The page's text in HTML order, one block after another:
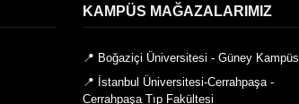
KAMPÜS MAĞAZALARIMIZ
📍 Boğaziçi Üniversitesi - Güney Kampüs
📍 İstanbul Üniversitesi-Cerrahpaşa -
Cerrahpaşa Tıp Fakültesi